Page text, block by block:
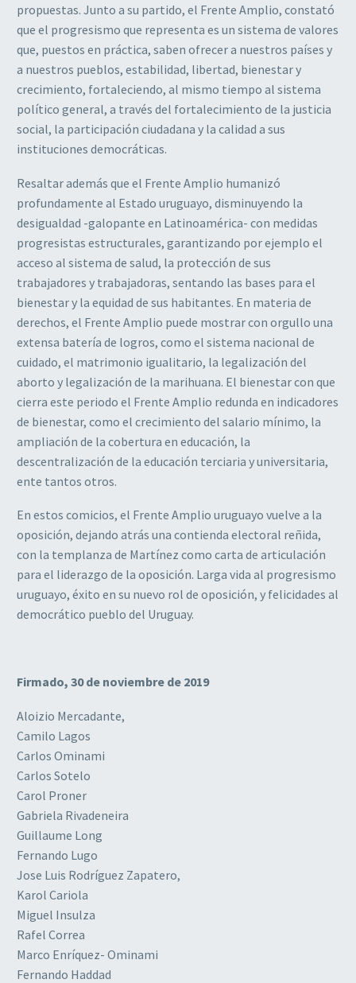
propuestas. Junto a su partido, el Frente Amplio, constató
que el progresismo que representa es un sistema de valores
que, puestos en práctica, saben ofrecer a nuestros países y
a nuestros pueblos, estabilidad, libertad, bienestar y
crecimiento, fortaleciendo, al mismo tiempo al sistema
político general, a través del fortalecimiento de la justicia
social, la participación ciudadana y la calidad a sus
instituciones democráticas.
Resaltar además que el Frente Amplio humanizó
profundamente al Estado uruguayo, disminuyendo la
desigualdad -galopante en Latinoamérica- con medidas
progresistas estructurales, garantizando por ejemplo el
acceso al sistema de salud, la protección de sus
trabajadores y trabajadoras, sentando las bases para el
bienestar y la equidad de sus habitantes. En materia de
derechos, el Frente Amplio puede mostrar con orgullo una
extensa batería de logros, como el sistema nacional de
cuidado, el matrimonio igualitario, la legalización del
aborto y legalización de la marihuana. El bienestar con que
cierra este periodo el Frente Amplio redunda en indicadores
de bienestar, como el crecimiento del salario mínimo, la
ampliación de la cobertura en educación, la
descentralización de la educación terciaria y universitaria,
ente tantos otros.
En estos comicios, el Frente Amplio uruguayo vuelve a la
oposición, dejando atrás una contienda electoral reñida,
con la templanza de Martínez como carta de articulación
para el liderazgo de la oposición. Larga vida al progresismo
uruguayo, éxito en su nuevo rol de oposición, y felicidades al
democrático pueblo del Uruguay.
Firmado, 30 de noviembre de 2019
Aloizio Mercadante,
Camilo Lagos
Carlos Ominami
Carlos Sotelo
Carol Proner
Gabriela Rivadeneira
Guillaume Long
Fernando Lugo
Jose Luis Rodríguez Zapatero,
Karol Cariola
Miguel Insulza
Rafel Correa
Marco Enríquez- Ominami
Fernando Haddad